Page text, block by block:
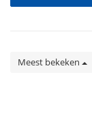
Meest bekeken